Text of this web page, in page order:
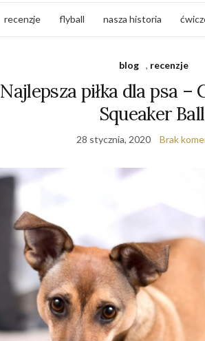
recenzje flyball nasza historia
blog , recenzje
Najlepsza piłka dla psa
Squeaker
28 stycznia, 2020 Brak